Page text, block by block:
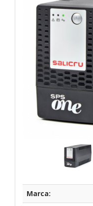
Marca: